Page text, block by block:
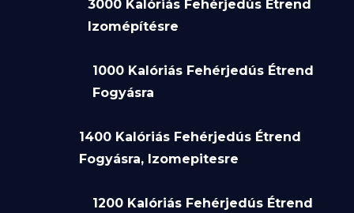
3000 Kalóriás Fehérjedús Étrend
Izomépítésre
1000 Kalóriás Fehérjedús Étrend
Fogyásra
1400 Kalóriás Fehérjedús Étrend
Fogyásra, Izomepitesre
1200 Kalóriás Fehérjedús Étrend